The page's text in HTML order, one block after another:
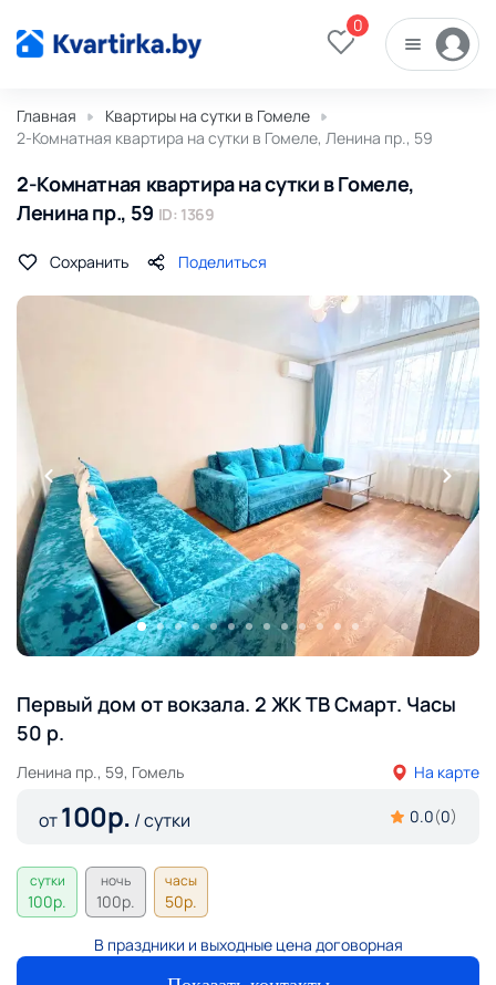
0
Главная
Квартиры на сутки в Гомеле
2-Комнатная квартира на сутки в Гомеле, Ленина пр., 59
2-Комнатная квартира на сутки в Гомеле,
Ленина пр., 59 ID: 1369
Сохранить Поделиться
Первый дом от вокзала. 2 ЖК ТВ Смарт. Часы
50 р.
Ленина пр., 59, Гомель На карте
от100р. / сутки 0.0(0)
сутки
100р.
ночь
100р.
часы
50р.
В праздники и выходные цена договорная